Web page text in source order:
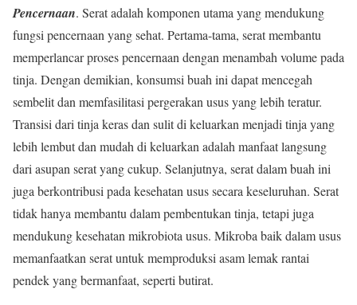
Pencernaan. Serat adalah komponen utama yang mendukung
fungsi pencernaan yang sehat. Pertama-tama, serat membantu
memperlancar proses pencernaan dengan menambah volume pada
tinja. Dengan demikian, konsumsi buah ini dapat mencegah
sembelit dan memfasilitasi pergerakan usus yang lebih teratur.
Transisi dari tinja keras dan sulit di keluarkan menjadi tinja yang
lebih lembut dan mudah di keluarkan adalah manfaat langsung
dari asupan serat yang cukup. Selanjutnya, serat dalam buah ini
juga berkontribusi pada kesehatan usus secara keseluruhan. Serat
tidak hanya membantu dalam pembentukan tinja, tetapi juga
mendukung kesehatan mikrobiota usus. Mikroba baik dalam usus
memanfaatkan serat untuk memproduksi asam lemak rantai
pendek yang bermanfaat, seperti butirat.